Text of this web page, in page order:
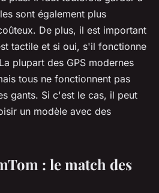
sont également plus
De plus, il est important
tactile et si oui, s'il fonctionne
plupart des GPS modernes
tous ne fonctionnent pas
gants. Si c'est le cas, il peut
un modèle avec des
: le match des